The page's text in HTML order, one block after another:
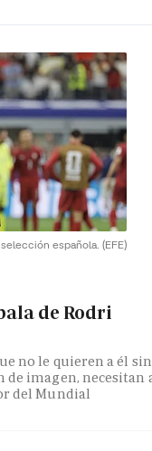
española. (EFE)
de Rodri
no le quieren a él
de imagen, necesitan
del Mundial